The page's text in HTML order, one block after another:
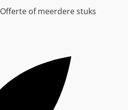
Offerte of meerdere stuks